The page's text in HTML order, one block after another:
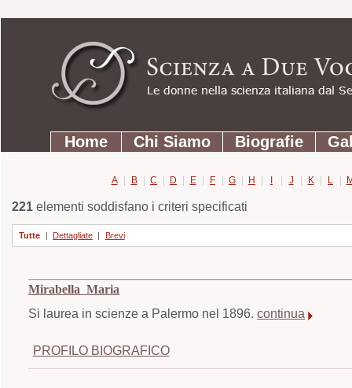
contenuti.
Strumenti
personali
SezioniHome Chi Siamo Biografie
A | B | C | D | E | F | G | H | I | J | K | L |
221elementi soddisfano i criteri specificati
Tutte | Dettagliate | Brevi
Mirabella Maria
Si laurea in scienze a Palermo nel 1896.continua
PROFILO BIOGRAFICO